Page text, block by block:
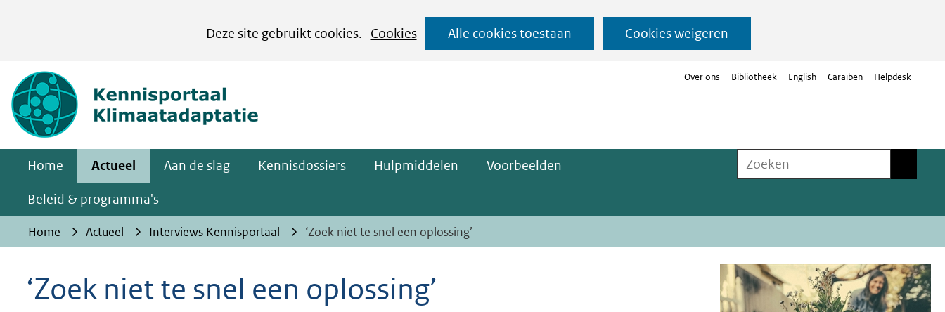
Deze site gebruikt cookies.
Cookies
kan
het
gebruik
van
cookies
deze
website
toegestaan
Alle cookies toestaan Cookies weigeren
Ga
naar
Over ons Bibliotheek English Caraïben Helpdesk
Home Actueel Aan de slag Kennisdossiers Hulpmiddelen Voorbeelden
Beleid & programma's
Zoeken
Home Actueel Interviews Kennisportaal ‘Zoek niet te snel een oplossing’
‘Zoek niet te snel een oplossing’